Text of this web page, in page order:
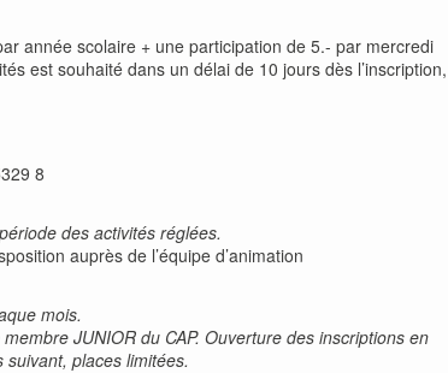
année scolaire + une participation de 5.- par mercredi
est souhaité dans un délai de 10 jours dès l’inscription,
8
des activités réglées.
auprès de l’équipe d’animation
mois.
JUNIOR du CAP. Ouverture des inscriptions en
places limitées.